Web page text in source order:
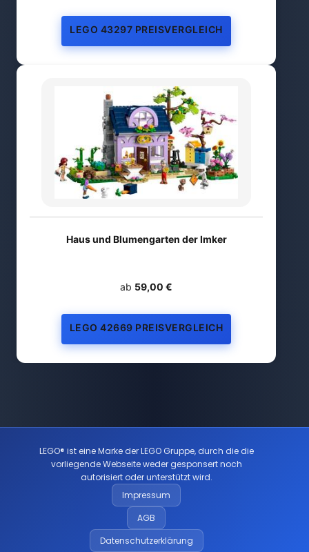
LEGO 43297 PREISVERGLEICH
Haus und Blumengarten der Imker
ab 59,00 €
LEGO 42669 PREISVERGLEICH
LEGO® ist eine Marke der LEGO Gruppe, durch die die
vorliegende Webseite weder gesponsert noch
autorisiert oder unterstützt wird.
Impressum
AGB
Datenschutzerklärung